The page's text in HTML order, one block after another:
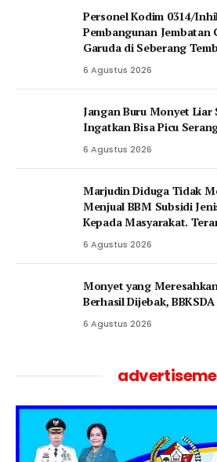
Personel Kodim 0314/
Pembangunan Jembatan
Garuda di Seberang
6 Agustus 2026
Jangan Buru Monyet Liar
Ingatkan Bisa Picu
6 Agustus 2026
Marjudin Diduga Tidak
Menjual BBM Subsidi
Kepada Masyarakat.
6 Agustus 2026
Monyet yang
Berhasil Dijebak,
6 Agustus 2026